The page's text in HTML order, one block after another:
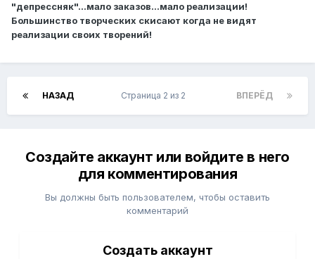
"депрессняк"...мало заказов...мало реализации!
Большинство творческих скисают когда не видят
реализации своих творений!
НАЗАД ВПЕРЁД
Страница 2 из 2
Создайте аккаунт или войдите в него
для комментирования
Вы должны быть пользователем, чтобы оставить
комментарий
Создать аккаунт